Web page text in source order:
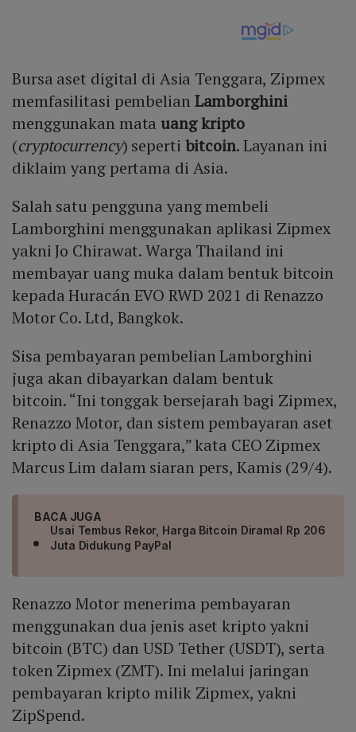
Bursa aset digital di Asia Tenggara, Zipmex
memfasilitasi pembelian Lamborghini
menggunakan matauang kripto
(cryptocurrency) seperti bitcoin. Layanan ini
diklaim yang pertama di Asia.
Salah satu pengguna yang membeli
Lamborghini menggunakan aplikasi Zipmex
yakni Jo Chirawat. Warga Thailand ini
membayar uang muka dalam bentuk bitcoin
kepada Huracán EVO RWD 2021 di Renazzo
Motor Co. Ltd, Bangkok.
Sisa pembayaran pembelian Lamborghini
juga akan dibayarkan dalam bentuk
bitcoin. “Ini tonggak bersejarah bagi Zipmex,
Renazzo Motor, dan sistem pembayaran aset
kripto di Asia Tenggara,” kata CEO Zipmex
Marcus Lim dalam siaran pers, Kamis (29/4).
BACA JUGA
Usai Tembus Rekor, Harga Bitcoin Diramal Rp 206
Juta Didukung PayPal
Renazzo Motor menerima pembayaran
menggunakan dua jenis aset kripto yakni
bitcoin (BTC) dan USD Tether (USDT), serta
token Zipmex (ZMT). Ini melalui jaringan
pembayaran kripto milik Zipmex, yakni
ZipSpend.